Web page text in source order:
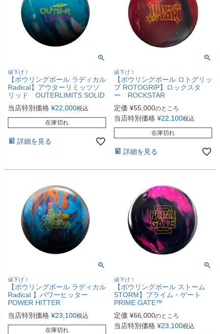
値下げ！
【ボウリングボール ラディカル
Radical】アウターリミッツソ
リッド OUTERLIMITS SOLID
当店特別価格 ¥22,000税込
在庫切れ
詳細を見る
値下げ！
【ボウリングボール ロトグリッ
プ ROTOGRIP】ロックスタ
ー ROCKSTAR
定価 ¥55,000のところ
当店特別価格 ¥22,100税込
在庫切れ
詳細を見る
値下げ！
【ボウリングボール ラディカル
Radical 】パワーヒッター
POWER HITTER
当店特別価格 ¥23,100税込
在庫切れ
値下げ！
【ボウリングボール ストーム
STORM】プライム・ゲート
PRIME GATE™
定価 ¥66,000のところ
当店特別価格 ¥23,100税込